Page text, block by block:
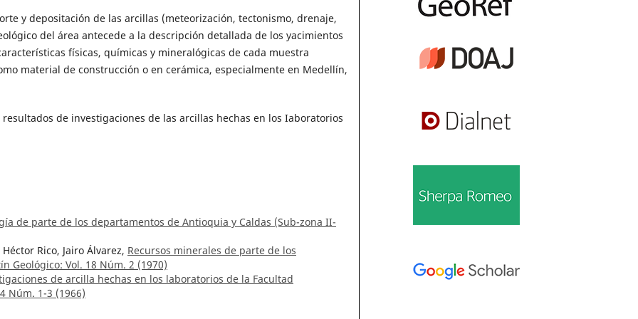
y depositación de las arcillas (meteorización, tectonismo, drenaje,
del área antecede a la descripción detallada de los yacimientos
físicas, químicas y mineralógicas de cada muestra
material de construcción o en cerámica, especialmente en Medellín,
de investigaciones de las arcillas hechas en los Iaboratorios
de parte de los departamentos de Antioquia y Caldas (Sub-zona II-
Rico, Jairo Álvarez, Recursos minerales de parte de los
Geológico: Vol. 18 Núm. 2 (1970)
de arcilla hechas en los laboratorios de la Facultad
Núm. 1-3 (1966)